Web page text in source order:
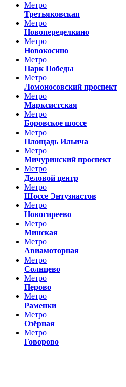
Метро
Третьяковская
Метро
Новопеределкино
Метро
Новокосино
Метро
Парк Победы
Метро
Ломоносовский проспект
Метро
Марксистская
Метро
Боровское шоссе
Метро
Площадь Ильича
Метро
Мичуринский проспект
Метро
Деловой центр
Метро
Шоссе Энтузиастов
Метро
Новогиреево
Метро
Минская
Метро
Авиамоторная
Метро
Солнцево
Метро
Перово
Метро
Раменки
Метро
Озёрная
Метро
Говорово